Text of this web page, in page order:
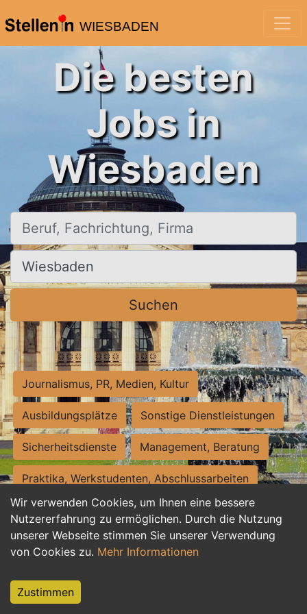
WIESBADEN
Wir verwenden Cookies, um Ihnen eine bessere
Nutzererfahrung zu ermöglichen. Durch die Nutzung
unserer Webseite stimmen Sie unserer Verwendung
von Cookies zu. Mehr Informationen
Zustimmen
Die besten
Jobs in
Wiesbaden
Beruf, Fachrichtung, Firma
Ort, Stadt
Suchen
Journalismus, PR, Medien, Kultur
Ausbildungsplätze Sonstige Dienstleistungen
Sicherheitsdienste Management, Beratung
Praktika, Werkstudenten, Abschlussarbeiten
Personalwesen Assistenz, Sekretariat
Hilfskräfte, Aushilfs- und Nebenjobs
Weiterbildung, Studium, duale Ausbildung